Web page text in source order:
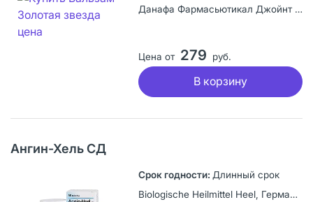
Данафа Фармасьютикал Джойнт Сток Компани, Вьетнам
Цена от 279 руб.
В корзину
Ангин-Хель СД
Длинный срок
Biologische Heilmittel Heel, Германия